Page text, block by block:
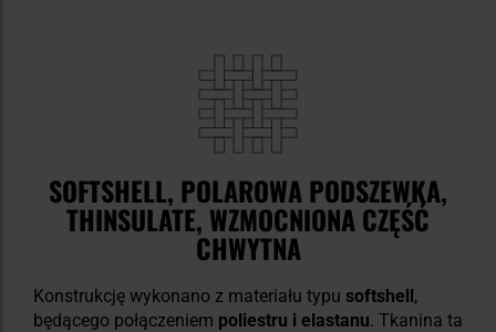
SOFTSHELL, POLAROWA PODSZEWKA,
THINSULATE, WZMOCNIONA CZĘŚĆ
CHWYTNA
Konstrukcję wykonano z materiału typu softshell,
będącego połączeniem poliestru i elastanu. Tkanina ta